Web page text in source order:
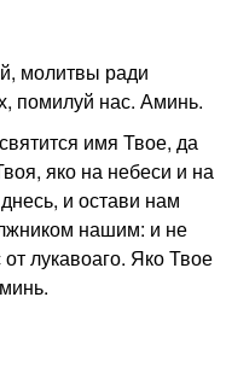
молитвы ради
помилуй нас. Аминь.
имя Твое, да
яко на небеси и на
и остави нам
нашим: и не
лукавоаго. Яко Твое